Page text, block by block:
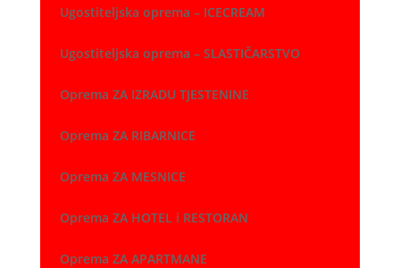
Ugostiteljska oprema – ICECREAM
Ugostiteljska oprema – SLASTIČARSTVO
Oprema ZA IZRADU TJESTENINE
Oprema ZA RIBARNICE
Oprema ZA MESNICE
Oprema ZA HOTEL i RESTORAN
Oprema ZA APARTMANE